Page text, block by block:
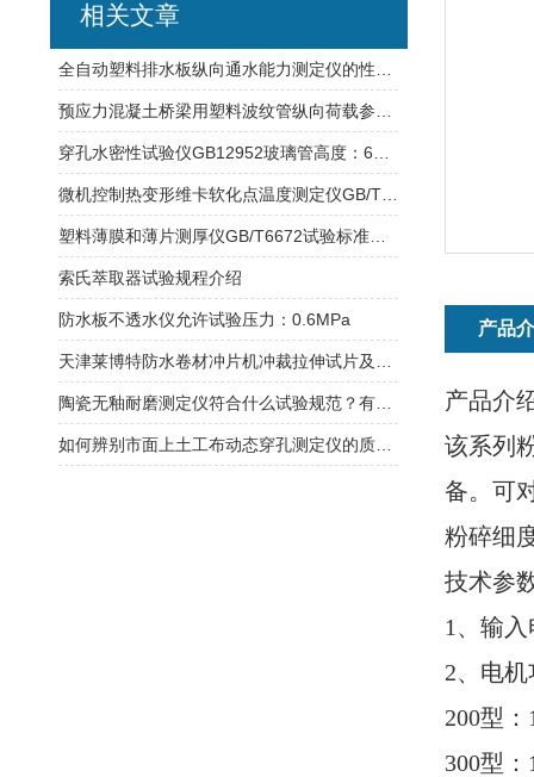
产品
产品介
该系列
备。可
粉碎细
技术参
1、输入
2、电
200型：
300型：
相关文章
索氏萃取器试验规程介绍
防水板不透水仪允许试验压力：0.6MPa